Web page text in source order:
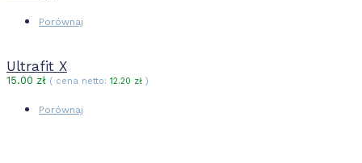
Porównaj
Ultrafit X
15.00 zł ( cena netto: 12.20 zł )
Porównaj